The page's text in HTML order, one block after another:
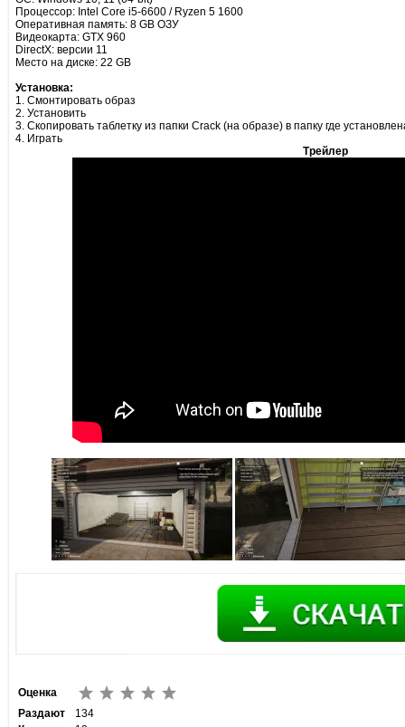
Процессор: Intel Core i5-6600 / Ryzen 5 1600
Оперативная память: 8 GB ОЗУ
Видеокарта: GTX 960
DirectX: версии 11
Место на диске: 22 GB
Установка:
1. Смонтировать образ
2. Установить
3. Скопировать таблетку из папки Crack (на образе) в папку где
4. Играть
Трейлер
Оценка
Раздают
134